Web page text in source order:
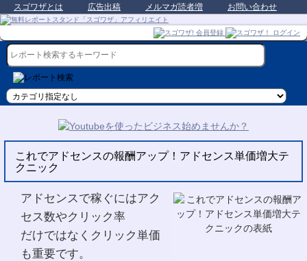
スゴワザとは 広告出稿 メルマガ読者増 お問い合わせ
これでアドセンスの報酬アップ！アドセンス単価増大テ
クニック
アドセンスで稼ぐにはアク
セス数やクリック率
だけではなくクリック単価
も重要です。